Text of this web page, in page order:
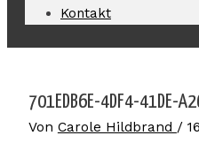
Kontakt
701EDB6E-4DF4-41DE-
Von Carole Hildbrand /